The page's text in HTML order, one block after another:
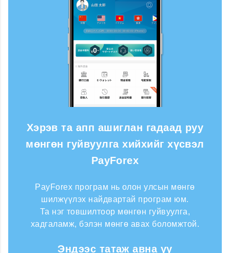
Хэрэв та апп ашиглан гадаад руу
мөнгөн гуйвуулга хийхийг хүсвэл
PayForex
PayForex програм нь олон улсын мөнгө
шилжүүлэх найдвартай програм юм.
Та нэг товшилтоор мөнгөн гуйвуулга,
хадгаламж, бэлэн мөнгө авах боломжтой.
Эндээс татаж авна уу